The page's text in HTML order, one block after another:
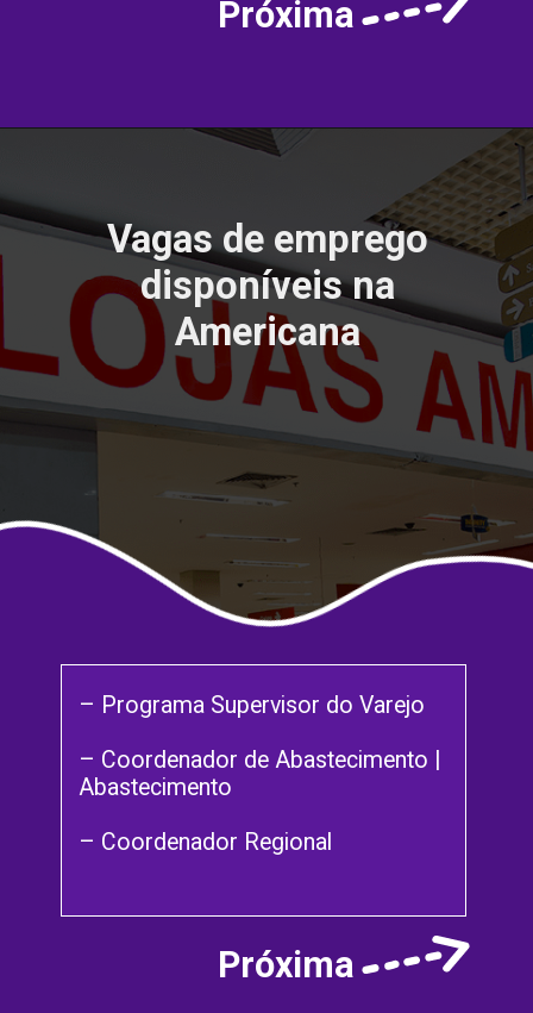
Próxima
– Programa Supervisor do Varejo
– Coordenador de Abastecimento |
Abastecimento
– Coordenador Regional
Vagas de emprego
disponíveis na
Americana
Próxima